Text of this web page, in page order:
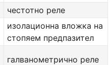
честотно реле
изолационна вложка на
стопяем предпазител
галванометрично реле